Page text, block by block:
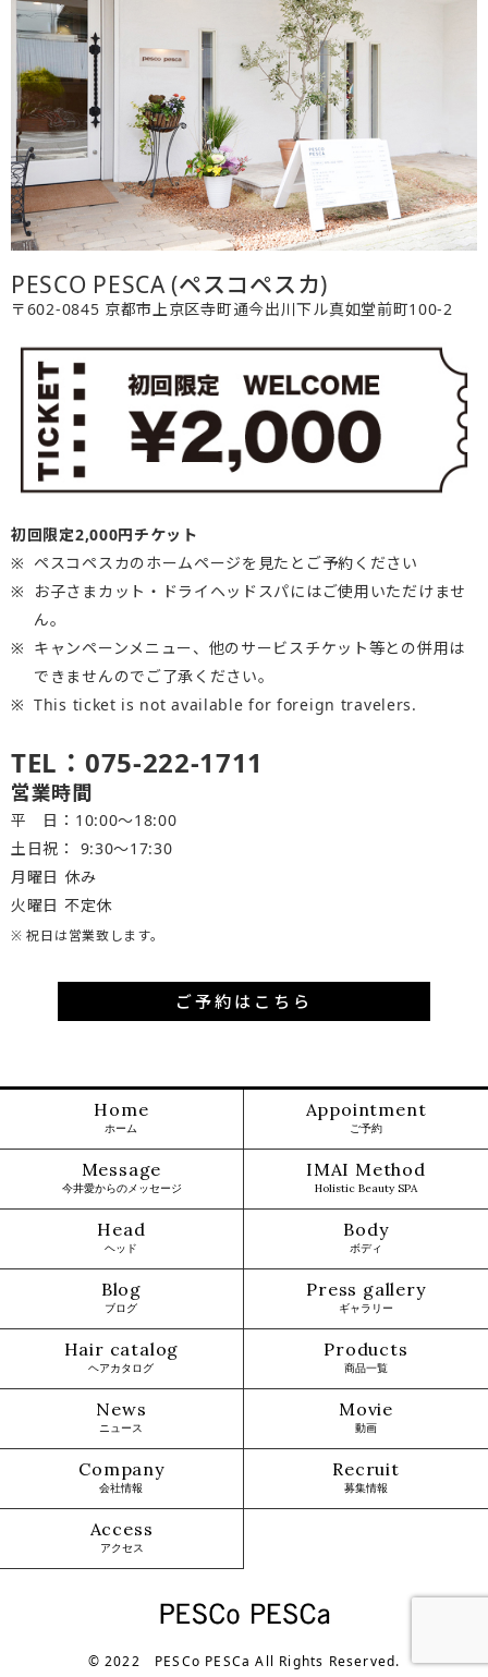
PESCO PESCA (ペスコペスカ)
〒602-0845 京都市上京区寺町通今出川下ル真如堂前町100-2
初回限定2,000円チケット
ペスコペスカのホームページを見たとご予約ください
お子さまカット・ドライヘッドスパにはご使用いただけませ
ん。
キャンペーンメニュー、他のサービスチケット等との併用は
できませんのでご了承ください。
This ticket is not available for foreign travelers.
TEL：075-222-1711
営業時間
平 日：10:00～18:00
土日祝： 9:30〜17:30
月曜日 休み
火曜日 不定休
※ 祝日は営業致します。
ご予約はこちら
Home
ホーム
Appointment
ご予約
Message
今井愛からのメッセージ
IMAI Method
Holistic Beauty SPA
Head
ヘッド
Body
ボディ
Blog
ブログ
Press gallery
ギャラリー
Hair catalog
ヘアカタログ
Products
商品一覧
News
ニュース
Movie
動画
Company
会社情報
Recruit
募集情報
Access
アクセス
© 2022 PESCo PESCa All Rights Reserved.